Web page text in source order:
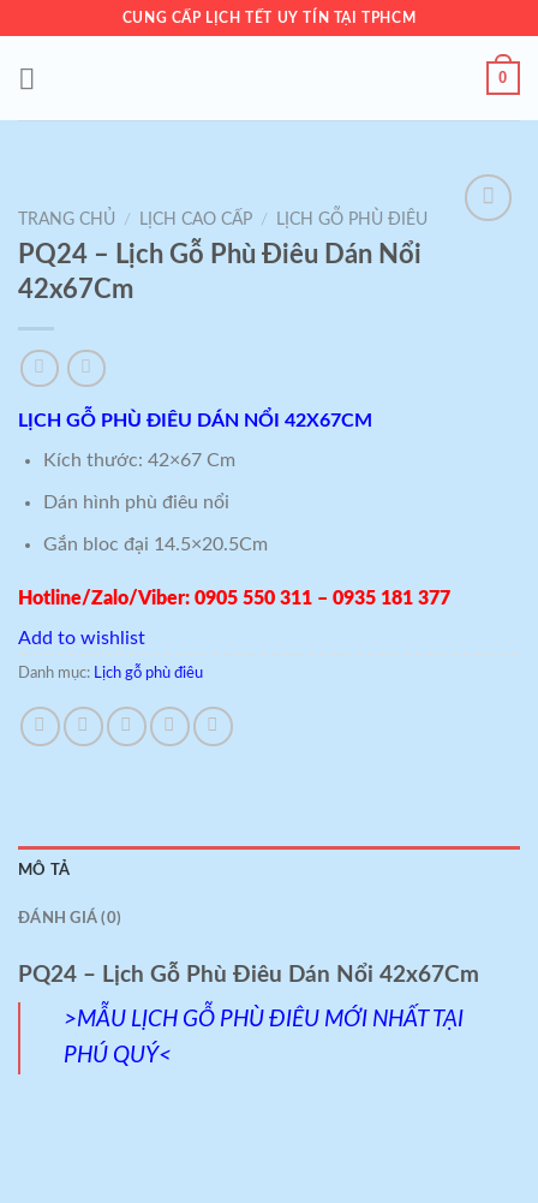
content
CUNG CẤP LỊCH TẾT UY TÍN TẠI TPHCM
0
TRANG CHỦ / LỊCH CAO CẤP / LỊCH GỖ PHÙ ĐIÊU
PQ24 – Lịch Gỗ Phù Điêu Dán Nổi
42x67Cm
LỊCH GỖ PHÙ ĐIÊU DÁN NỔI 42X67CM
Kích thước: 42×67 Cm
Dán hình phù điêu nổi
Gắn bloc đại 14.5×20.5Cm
Hotline/Zalo/Viber: 0905 550 311 – 0935 181 377
Add to wishlist
Danh mục: Lịch gỗ phù điêu
MÔ TẢ
ĐÁNH GIÁ (0)
PQ24 – Lịch Gỗ Phù Điêu Dán Nổi 42x67Cm
>MẪU LỊCH GỖ PHÙ ĐIÊU MỚI NHẤT TẠI
PHÚ QUÝ<